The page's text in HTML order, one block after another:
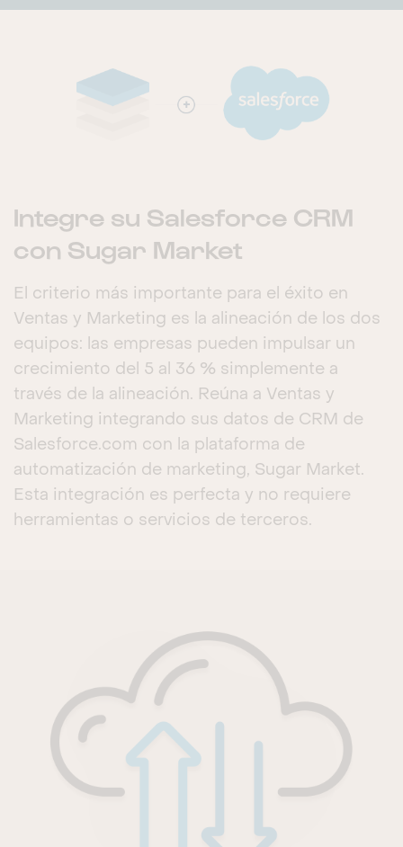
Integre su Salesforce CRM
con Sugar Market
El criterio más importante para el éxito en
Ventas y Marketing es la alineación de los dos
equipos: las empresas pueden impulsar un
crecimiento del 5 al 36 % simplemente a
través de la alineación. Reúna a Ventas y
Marketing integrando sus datos de CRM de
Salesforce.com con la plataforma de
automatización de marketing, Sugar Market.
Esta integración es perfecta y no requiere
herramientas o servicios de terceros.